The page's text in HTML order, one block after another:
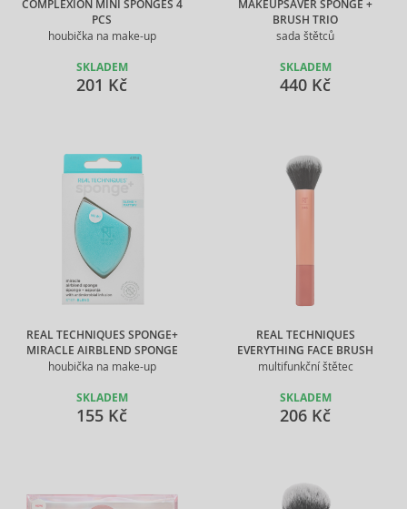
COMPLEXION MINI SPONGES 4
PCS
houbička na make-up
SKLADEM
201 Kč
MAKEUPSAVER SPONGE +
BRUSH TRIO
sada štětců
SKLADEM
440 Kč
REAL TECHNIQUES SPONGE+
MIRACLE AIRBLEND SPONGE
houbička na make-up
SKLADEM
155 Kč
REAL TECHNIQUES
EVERYTHING FACE BRUSH
multifunkční štětec
SKLADEM
206 Kč